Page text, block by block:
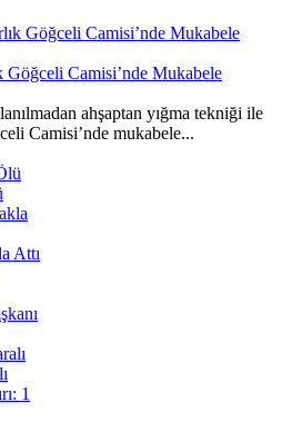
Göğceli Camisi’nde Mukabele
ahşaptan yığma tekniği ile
Camisi’nde mukabele...
Attı